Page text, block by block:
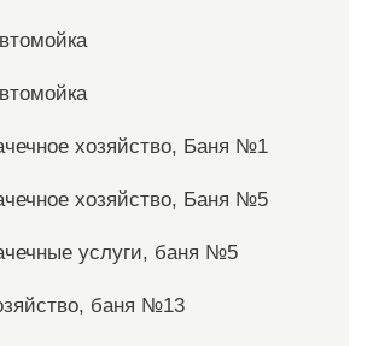
хозяйство, Баня №1
хозяйство, Баня №5
услуги, баня №5
баня №13